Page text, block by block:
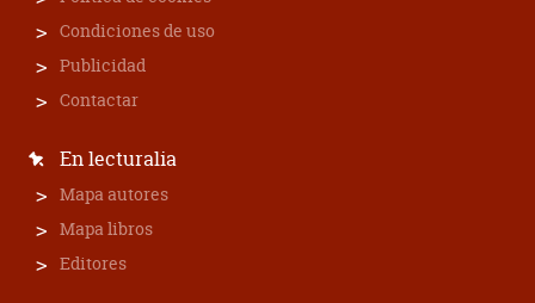
Condiciones de uso
Publicidad
Contactar
En lecturalia
Mapa autores
Mapa libros
Editores